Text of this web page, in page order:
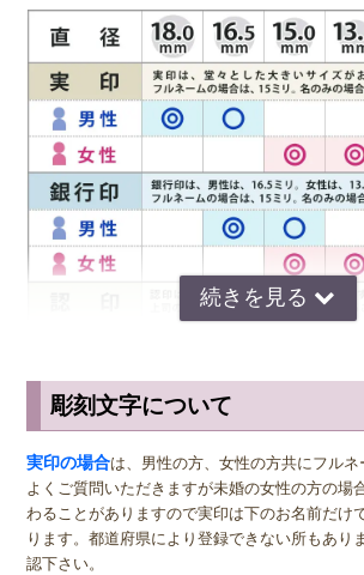
サイズ選びのアドバイス
実印の男性用は、堂々とした大きいサイズの直
ミリがおすすめです。女性用の実印でフルネー
リ。女性用の実印で名のみの場合は、13.5ミリ
の方でご結婚されている場合は、ご主人様より
なるのが一般的ですが、同じ大きさの実印でも
彫刻文字について
実印の場合は、男性の方、女性の方共にフルネ
よくご質問いただきますが未婚の女性の方の場
わることがありますので実印は下のお名前だけ
ります。都道府県により登録できない所もあり
認下さい。